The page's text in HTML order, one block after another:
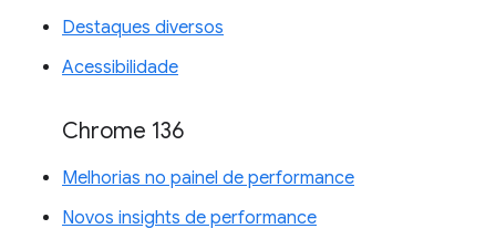
Destaques diversos
Acessibilidade
Chrome 136
Melhorias no painel de performance
Novos insights de performance